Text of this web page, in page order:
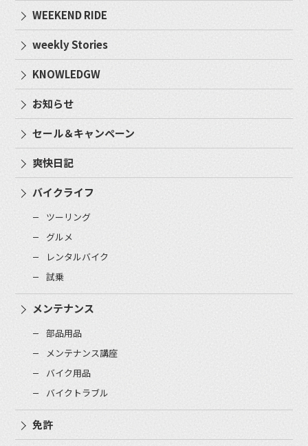
WEEKEND RIDE
weekly Stories
KNOWLEDGW
お知らせ
セール＆キャンペーン
爽快日記
バイクライフ
ツーリング
グルメ
レンタルバイク
試乗
メンテナンス
部品用品
メンテナンス講座
バイク用品
バイクトラブル
免許